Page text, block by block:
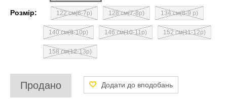
Розмір: 122 см(6-7р) 128 см(7-8р) 134 см(8-9 р)
140 см(9-10р) 146 см(10-11р) 152 см(11-12р)
158 см(12-13р)
Продано